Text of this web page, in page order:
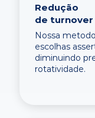
Redução
de turnover
Nossa
escolhas
diminuindo
rotatividade.